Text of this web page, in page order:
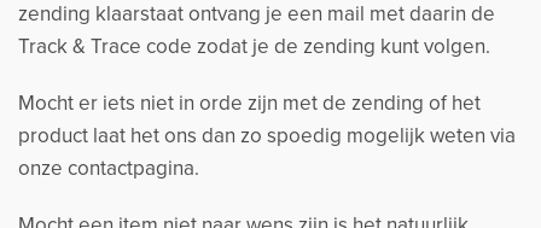
zending klaarstaat ontvang je een mail met daarin de
Track & Trace code zodat je de zending kunt volgen.
Mocht er iets niet in orde zijn met de zending of het
product laat het ons dan zo spoedig mogelijk weten via
onze contactpagina.